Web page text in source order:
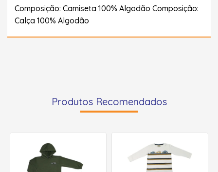
Composição: Camiseta 100% Algodão Composição:
Calça 100% Algodão
Produtos Recomendados